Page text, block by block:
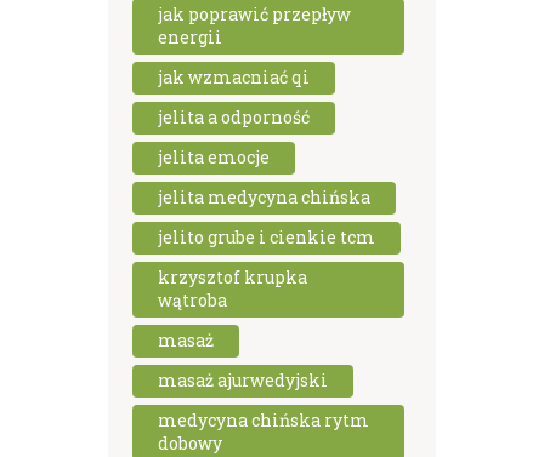
jak poprawić przepływ
energii
jak wzmacniać qi
jelita a odporność
jelita emocje
jelita medycyna chińska
jelito grube i cienkie tcm
krzysztof krupka
wątroba
masaż
masaż ajurwedyjski
medycyna chińska rytm
dobowy